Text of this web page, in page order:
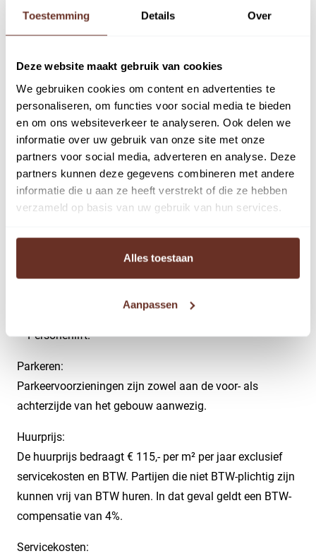
Toestemming Details Over
Deze website maakt gebruik van cookies
We gebruiken cookies om content en advertenties te
personaliseren, om functies voor social media te bieden
en om ons websiteverkeer te analyseren. Ook delen we
informatie over uw gebruik van onze site met onze
partners voor social media, adverteren en analyse. Deze
partners kunnen deze gegevens combineren met andere
informatie die u aan ze heeft verstrekt of die ze hebben
verzameld op basis van uw gebruik van hun services.
Alles toestaan
Aanpassen
– Topkoeling;
– Draai- / kiepramen voorzien van dubbele beglazing;
– Ruime moderne hoofdentree;
– Mindervalide toilet op de begane grond;
– Per halve verdieping een pantry en een toiletgroep;
– Per halve verdieping eigen water, elektra- en
warmtemeter (stadsverwarming);
– Radiatoren met thermostaatregeling;
– Systeemplafond met ingebouwde
ledverlichtingsarmaturen;
– Personenlift.
Parkeren:
Parkeervoorzieningen zijn zowel aan de voor- als
achterzijde van het gebouw aanwezig.
Huurprijs:
De huurprijs bedraagt € 115,- per m² per jaar exclusief
servicekosten en BTW. Partijen die niet BTW-plichtig zijn
kunnen vrij van BTW huren. In dat geval geldt een BTW-
compensatie van 4%.
Servicekosten: